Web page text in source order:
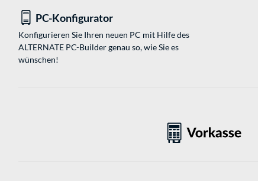
PC-Konfigurator
Konfigurieren Sie Ihren neuen PC mit Hilfe des
ALTERNATE PC-Builder genau so, wie Sie es
wünschen!